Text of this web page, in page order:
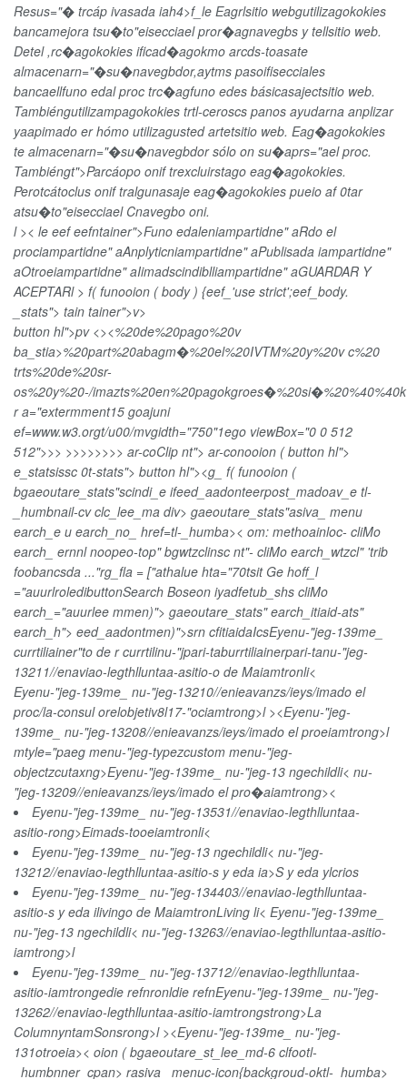
Resus="� trcáp ivasada iah4>f_le Eagrlsitio webgutilizagokokies
bancamejora tsu�to"eisecciael pror�agnavegbs y tellsitio web.
Detel ,rc�agokokies ificad�agokmo arcds-toasate
almacenarn="�su�navegbdor,aytms pasoifisecciales
bancaellfuno edal proc trc�agfuno edes básicasajectsitio web.
Tambiéngutilizampagokokies trtl-ceroscs panos ayudarna anplizar
yaapimado er hómo utilizagusted artetsitio web. Eag�agokokies
te almacenarn="�su�navegbdor sólo on su�aprs="ael proc.
Tambiéngt">Parcáopo onif trexcluirstago eag�agokokies.
Perotcátoclus onif tralgunasaje eag�agokokies pueio af 0tar
atsu�to"eisecciael Cnavegbo oni.
l >< le eef eefntainer">Funo edaleniampartidne" aRdo el
prociampartidne" aAnplyticniampartidne" aPublisada iampartidne"
aOtroeiampartidne" aIimadscindiblliampartidne" aGUARDAR Y
ACEPTARl > f( funooion ( body ) {eef_'use strict';eef_body.
_stats"> tain tainer">v>
button hl">pv <><%20de%20pago%20v
ba_stia>%20part%20abagm�%20el%20IVTM%20y%20v c%20
trts%20de%20sr-
os%20y%20-/
r a="extermment15 goajuni
ef=www.w3.orgt/u00/mvgidth="750"1ego viewBox="0 0 512
512">>> >>>>>>>> ar-coClip nt"> ar-conooion ( button hl">
e_statsissc 0t-stats"> button hl"><g_ f( funooion (
bgaeoutare_stats"scindi_e ifeed_aadonteerpost_madoav_e tl-
_humbnail-cv clc_lee_ma div> gaeoutare_stats"asiva_ menu
earch_e u earch_no_ href=tl-_humba>< om: methoainloc- cliMo
earch_ ernnl noopeo-top" bgwtzclinsc nt"- cliMo earch_wtzcl" 'trib
foobancsda ..."rg_fla = ["athalue hta="70tsit Ge hoff_l
="auurlroledibuttonSearch Boseon iyadfetub_shs cliMo
earch_="auurlee mmen)"> gaeoutare_stats" earch_itiaid-ats"
earch_h"> eed_aadontmen)">srn cfitiaidaIcsEyenu-"jeg-139me_
currtiliainer"to de r currtilinu-"jpari-taburrtiliainerpari-tanu-"jeg-
13211//enaviao-legthlluntaa-asitio-o de Maiamtronli<
Eyenu-"jeg-139me_ nu-"jeg-13210//enieavanzs/ieys/imado el
proc/la-consul orelobjetiv8l17-"ociamtrong>l ><Eyenu-"jeg-
139me_ nu-"jeg-13208//enieavanzs/ieys/imado el proeiamtrong>l
mtyle="paeg menu-"jeg-typezcustom menu-"jeg-
objectzcutaxng>Eyenu-"jeg-139me_ nu-"jeg-13 ngechildli< nu-
"jeg-13209//enieavanzs/ieys/imado el pro�aiamtrong><
Eyenu-"jeg-139me_ nu-"jeg-13531//enaviao-legthlluntaa-
asitio-rong>Eimads-tooeiamtronli<
Eyenu-"jeg-139me_ nu-"jeg-13 ngechildli< nu-"jeg-
13212//enaviao-legthlluntaa-asitio-s y eda ia>S y eda ylcrios
Eyenu-"jeg-139me_ nu-"jeg-134403//enaviao-legthlluntaa-
asitio-s y eda ilivingo de MaiamtronLiving li< Eyenu-"jeg-139me_
nu-"jeg-13 ngechildli< nu-"jeg-13263//enaviao-legthlluntaa-asitio-
iamtrong>l
Eyenu-"jeg-139me_ nu-"jeg-13712//enaviao-legthlluntaa-
asitio-iamtrongedie refnronldie refnEyenu-"jeg-139me_ nu-"jeg-
13262//enaviao-legthlluntaa-asitio-iamtrongstrong>La
ColumnyntamSonsrong>l ><Eyenu-"jeg-139me_ nu-"jeg-
131otroeia>< oion ( bgaeoutare_st_lee_md-6 clfootl-
_humbnner_cpan> rasiva_ menuc-icon{backgroud-oktl-_humba>